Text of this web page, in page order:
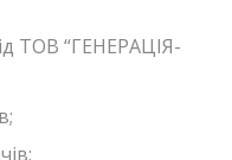
ТОВ “ГЕНЕРАЦІЯ-